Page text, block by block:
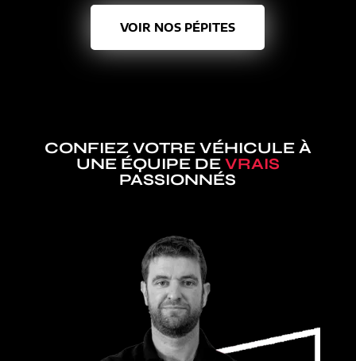
VOIR NOS PÉPITES
CONFIEZ VOTRE VÉHICULE À
UNE ÉQUIPE DE VRAIS
PASSIONNÉS